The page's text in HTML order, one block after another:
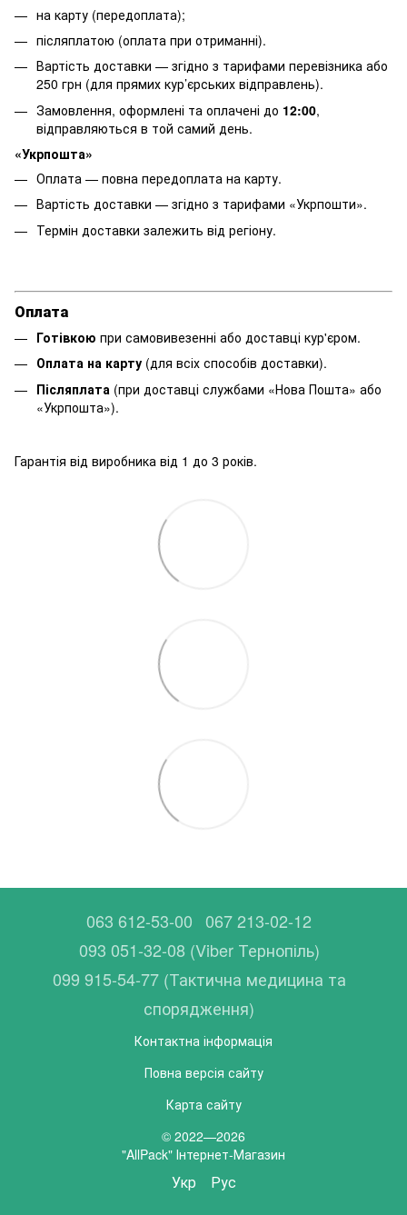
на карту (передоплата);
післяплатою (оплата при отриманні).
Вартість доставки — згідно з тарифами перевізника або
250 грн (для прямих кур’єрських відправлень).
Замовлення, оформлені та оплачені до 12:00,
відправляються в той самий день.
«Укрпошта»
Оплата — повна передоплата на карту.
Вартість доставки — згідно з тарифами «Укрпошти».
Термін доставки залежить від регіону.
Оплата
Готівкою при самовивезенні або доставці кур'єром.
Оплата на карту (для всіх способів доставки).
Післяплата (при доставці службами «Нова Пошта» або
«Укрпошта»).
Гарантія від виробника від 1 до 3 років.
063 612-53-00 067 213-02-12
093 051-32-08 (Viber Тернопіль)
099 915-54-77 (Тактична медицина та
спорядження)
Контактна інформація
Повна версія сайту
Карта сайту
© 2022—2026
"AllPack" Інтернет-Магазин
Укр Рус